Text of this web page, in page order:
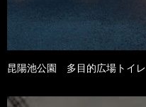
昆陽池公園 多目的広場トイレ